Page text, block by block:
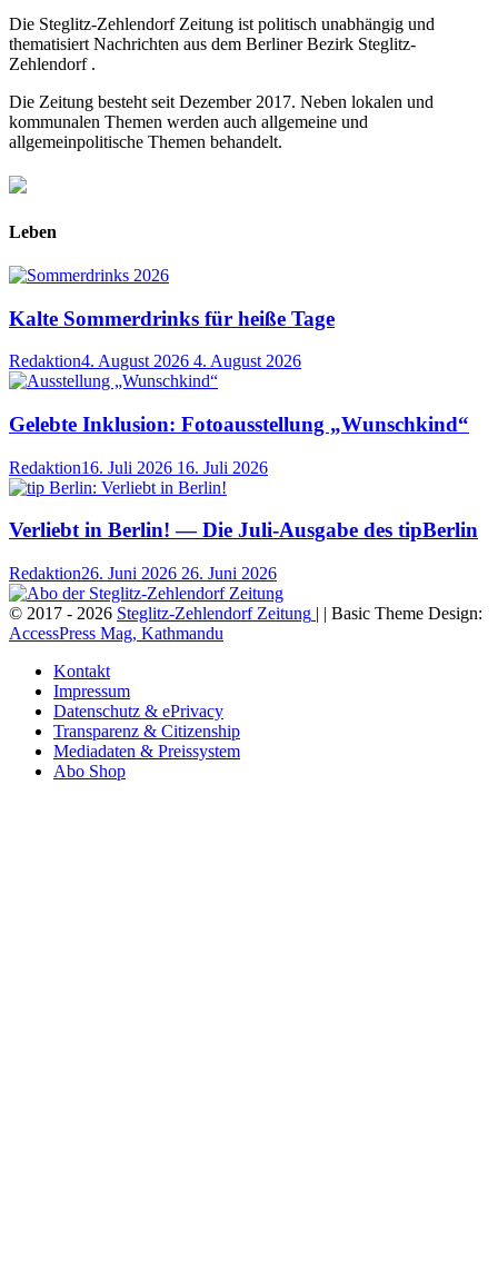
Die Steglitz-Zehlendorf Zeitung ist politisch unabhängig und
thematisiert Nachrichten aus dem Berliner Bezirk Steglitz-
Zehlendorf .
Die Zeitung besteht seit Dezember 2017. Neben lokalen und
kommunalen Themen werden auch allgemeine und
allgemeinpolitische Themen behandelt.
Leben
Kalte Sommerdrinks für heiße Tage
Redaktion4. August 2026 4. August 2026
Gelebte Inklusion: Fotoausstellung „Wunschkind“
Redaktion16. Juli 2026 16. Juli 2026
Verliebt in Berlin! — Die Juli-Ausgabe des tipBerlin
Redaktion26. Juni 2026 26. Juni 2026
© 2017 - 2026 Steglitz-Zehlendorf Zeitung | | Basic Theme Design:
AccessPress Mag, Kathmandu
Kontakt
Impressum
Datenschutz & ePrivacy
Transparenz & Citizenship
Mediadaten & Preissystem
Abo Shop